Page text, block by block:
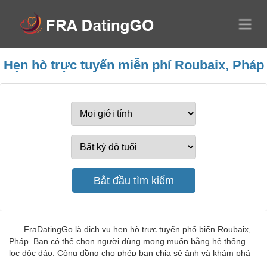
Hẹn hò trực tuyến miễn phí Roubaix, Pháp
FraDatingGo là dịch vụ hẹn hò trực tuyến phổ biến Roubaix,
Pháp. Bạn có thể chọn người dùng mong muốn bằng hệ thống
lọc độc đáo. Cộng đồng cho phép bạn chia sẻ ảnh và khám phá